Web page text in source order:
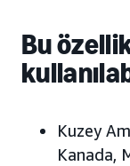
Bu
Kuzey
Kanada,